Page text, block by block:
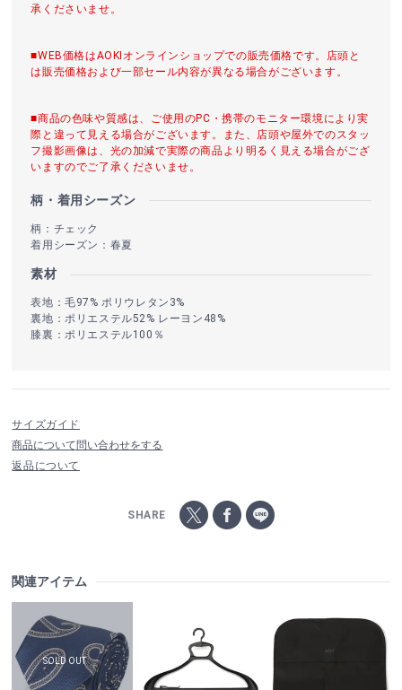
承くださいませ。
■WEB価格はAOKIオンラインショップでの販売価格です。店頭と
は販売価格および一部セール内容が異なる場合がございます。
■商品の色味や質感は、ご使用のPC・携帯のモニター環境により実
際と違って見える場合がございます。また、店頭や屋外でのスタッ
フ撮影画像は、光の加減で実際の商品より明るく見える場合がござ
いますのでご了承くださいませ。
柄・着用シーズン
柄：チェック
着用シーズン：春夏
素材
表地：毛97% ポリウレタン3%
裏地：ポリエステル52% レーヨン48%
膝裏：ポリエステル100％
サイズガイド
商品について問い合わせをする
返品について
SHARE
関連アイテム